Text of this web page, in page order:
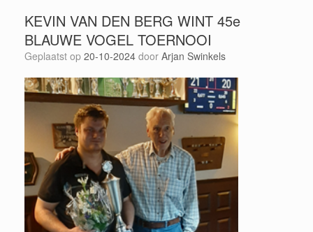
KEVIN VAN DEN BERG WINT 45e
BLAUWE VOGEL TOERNOOI
Geplaatst op 20-10-2024 door Arjan Swinkels